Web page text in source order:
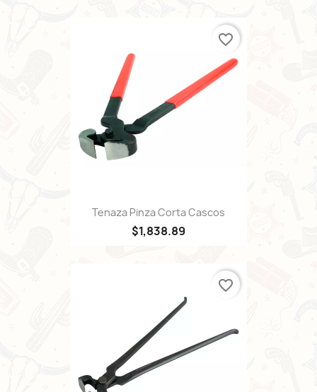
Tenaza Pinza Corta Cascos
$1,838.89
favorite_border
favorite_border